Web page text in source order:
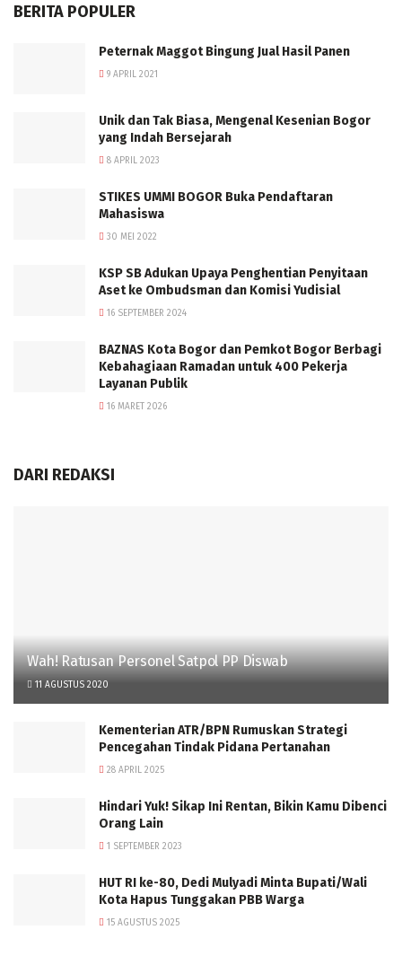
BERITA POPULER
Peternak Maggot Bingung Jual Hasil Panen
9 APRIL 2021
Unik dan Tak Biasa, Mengenal Kesenian Bogor
yang Indah Bersejarah
8 APRIL 2023
STIKES UMMI BOGOR Buka Pendaftaran
Mahasiswa
30 MEI 2022
KSP SB Adukan Upaya Penghentian Penyitaan
Aset ke Ombudsman dan Komisi Yudisial
16 SEPTEMBER 2024
BAZNAS Kota Bogor dan Pemkot Bogor Berbagi
Kebahagiaan Ramadan untuk 400 Pekerja
Layanan Publik
16 MARET 2026
DARI REDAKSI
Wah! Ratusan Personel Satpol PP Diswab
11 AGUSTUS 2020
Kementerian ATR/BPN Rumuskan Strategi
Pencegahan Tindak Pidana Pertanahan
28 APRIL 2025
Hindari Yuk! Sikap Ini Rentan, Bikin Kamu Dibenci
Orang Lain
1 SEPTEMBER 2023
HUT RI ke-80, Dedi Mulyadi Minta Bupati/Wali
Kota Hapus Tunggakan PBB Warga
15 AGUSTUS 2025